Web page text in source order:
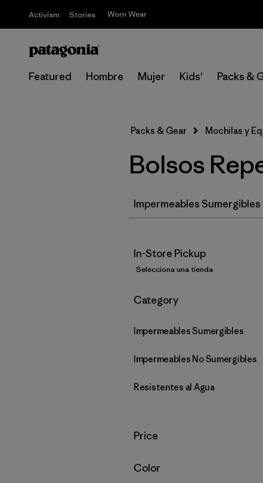
Activism Stories Worn Wear
Featured Hombre Mujer Kids' Packs &
Packs & Gear Mochilas y
Bolsos
Impermeables Sumergibles
In-Store Pickup
Selecciona una tienda
Filtrar por
Category
Impermeables Sumergibles
Impermeables No Sumergibles
Resistentes al Agua
Filtrar por
Price
Filtrar por
Color